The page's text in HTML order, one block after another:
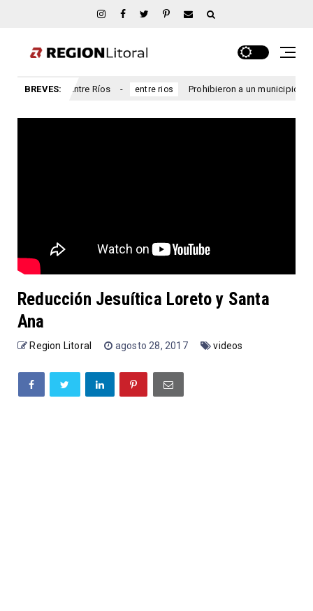
BREVES:
Entre Ríos entre rios Prohibieron a un municipio
Reducción Jesuítica Loreto y Santa
Ana
Region Litoral agosto 28, 2017 videos